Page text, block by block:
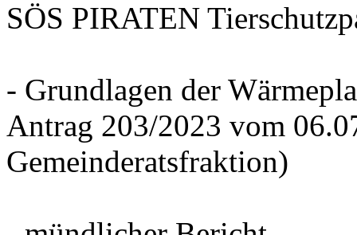
SÖS PIRATEN
- Grundlagen der
Antrag 203/2023 vom
Gemeinderatsfraktion)